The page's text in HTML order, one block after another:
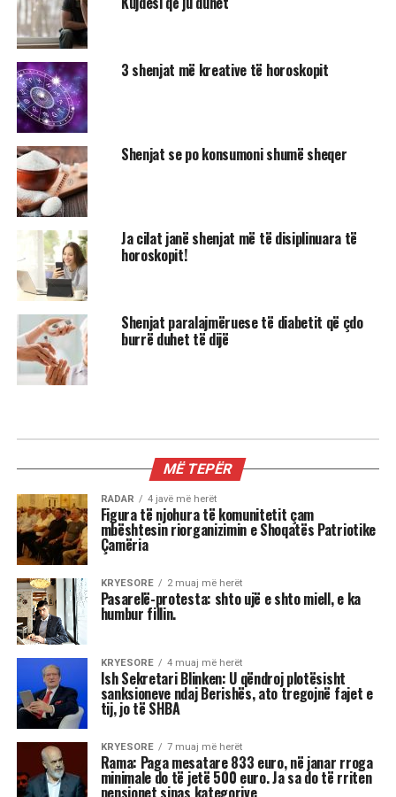
3 shenjat më kreative të horoskopit
Shenjat se po konsumoni shumë sheqer
Ja cilat janë shenjat më të disiplinuara të
horoskopit!
Shenjat paralajmëruese të diabetit që çdo
burrë duhet të dijë
Kur dita barazohet me natën, Meri
Shehu zbulon se çfarë sjell kjo javë
për çdo shenjë
Stina e vjeshtës ka nisur me një energji kozmike
të jashtëzakonshme dhe këtë javë yjet nuk
premtojnë qetësi! Në studion e “Rudina” në Tv